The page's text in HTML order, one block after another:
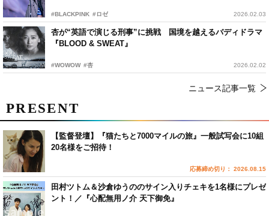
#BLACKPINK #ロゼ 2026.02.03
杏が“英語で演じる刑事”に挑戦 国境を越えるバディドラマ
『BLOOD & SWEAT』
#WOWOW #杏 2026.02.02
ニュース記事一覧
PRESENT
【監督登壇】『猫たちと7000マイルの旅』一般試写会に10組
20名様をご招待！
応募締め切り： 2026.08.15
田村ツトム＆沙倉ゆうののサイン入りチェキを1名様にプレゼ
ント！／『心配無用ノ介 天下御免』